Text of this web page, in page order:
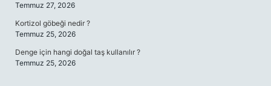
Temmuz 27, 2026
Kortizol göbeği nedir ?
Temmuz 25, 2026
Denge için hangi doğal taş kullanılır ?
Temmuz 25, 2026